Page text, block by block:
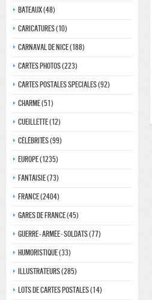
Bateaux (48)
Caricatures (10)
Carnaval de nice (188)
Cartes photos (223)
Cartes postales speciales (92)
Charme (51)
Cueillette (12)
Célébrités (99)
Europe (1235)
Fantaisie (73)
France (2404)
Gares de france (45)
Guerre - Armée - Soldats (77)
Humoristique (33)
Illustrateurs (285)
Lots de Cartes Postales (14)